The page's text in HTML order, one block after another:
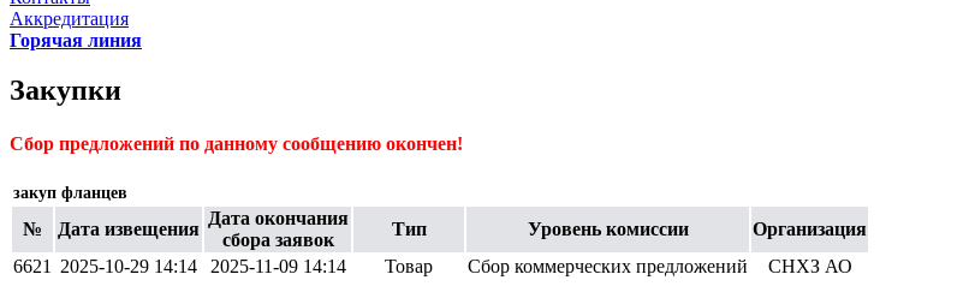
Аккредитация
Горячая линия
Закупки
Сбор предложений по данному сообщению окончен!
закуп фланцев
№ Дата извещения
Дата окончания
сбора заявок
Тип Уровень комиссии
Организация
6621
2025-10-29 14:14 2025-11-09 14:14 Товар Сбор коммерческих предложений СНХЗ АО